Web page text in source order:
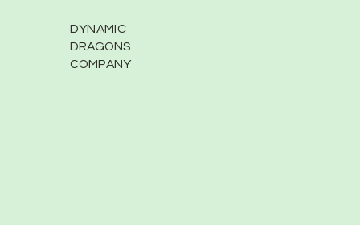
DYNAMIC
DRAGONS
COMPANY